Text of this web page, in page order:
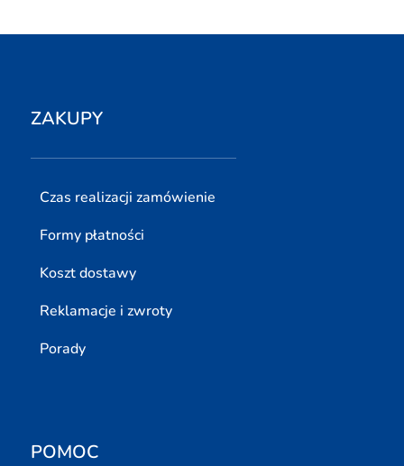
ZAKUPY
Czas realizacji zamówienie
Formy płatności
Koszt dostawy
Reklamacje i zwroty
Porady
POMOC